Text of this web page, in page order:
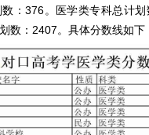
：376。医学类专科总计
数：2407。具体分数线如下